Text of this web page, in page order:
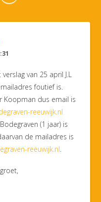
van 25 april J.L
foutief is.
Koopman dus email is
reeuwijk.nl
(1 jaar) is
de mailadres is
reeuwijk.nl